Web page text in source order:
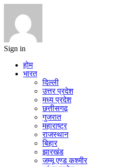
Sign in
होम
भारत
दिल्ली
उत्तर प्रदेश
मध्य प्रदेश
छत्तीसगढ़
गुजरात
महाराष्ट्र
राजस्थान
बिहार
झारखंड
जम्मू एण्ड कश्मीर